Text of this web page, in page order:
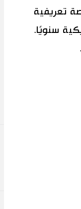
تعريفية
الأمريكية سنويًا.